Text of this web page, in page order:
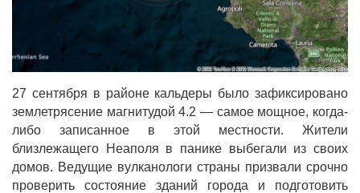
27 сентября в районе кальдеры было зафиксировано
землетрясение магнитудой 4.2 — самое мощное, когда-
либо записанное в этой местности. Жители
близлежащего Неаполя в панике выбегали из своих
домов. Ведущие вулканологи страны призвали срочно
проверить состояние зданий города и подготовить